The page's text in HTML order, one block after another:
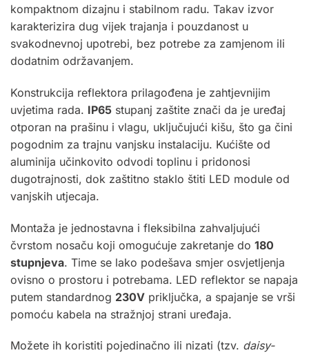
kompaktnom dizajnu i stabilnom radu. Takav izvor
karakterizira dug vijek trajanja i pouzdanost u
svakodnevnoj upotrebi, bez potrebe za zamjenom ili
dodatnim održavanjem.
Konstrukcija reflektora prilagođena je zahtjevnijim
uvjetima rada. IP65 stupanj zaštite znači da je uređaj
otporan na prašinu i vlagu, uključujući kišu, što ga čini
pogodnim za trajnu vanjsku instalaciju. Kućište od
aluminija učinkovito odvodi toplinu i pridonosi
dugotrajnosti, dok zaštitno staklo štiti LED module od
vanjskih utjecaja.
Montaža je jednostavna i fleksibilna zahvaljujući
čvrstom nosaču koji omogućuje zakretanje do 180
stupnjeva. Time se lako podešava smjer osvjetljenja
ovisno o prostoru i potrebama. LED reflektor se napaja
putem standardnog 230V priključka, a spajanje se vrši
pomoću kabela na stražnjoj strani uređaja.
Možete ih koristiti pojedinačno ili nizati (tzv. daisy-